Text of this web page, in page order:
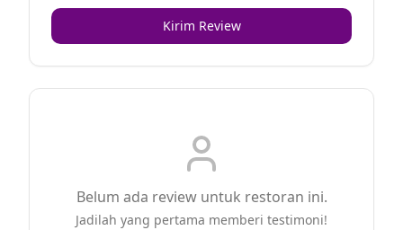
Kirim Review
Belum ada review untuk restoran ini.
Jadilah yang pertama memberi testimoni!